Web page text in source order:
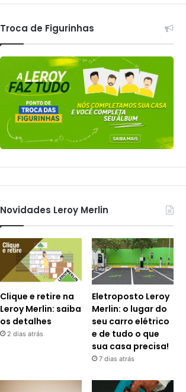
Troca de Figurinhas
Novidades Leroy Merlin
Clique e retire na
Leroy Merlin: saiba
os detalhes
2 dias atrás
Eletroposto Leroy
Merlin: o lugar do
seu carro elétrico
e de tudo o que
sua casa precisa!
7 dias atrás